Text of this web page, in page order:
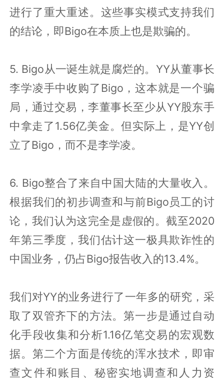
进行了重大重述。这些事实模式支持我们
的结论，即Bigo在本质上也是欺骗的。
5. Bigo从一诞生就是腐烂的。YY从董事长
李学凌手中收购了Bigo，这本就是一个骗
局，通过交易，李董事长至少从YY股东手
中拿走了1.56亿美金。但实际上，是YY创
立了Bigo，而不是李学凌。
6. Bigo整合了来自中国大陆的大量收入。
根据我们的初步调查和与前Bigo员工的讨
论，我们认为这完全是虚假的。截至2020
年第三季度，我们估计这一极具欺诈性的
中国业务，仍占Bigo报告收入的13.4%。
我们对YY的业务进行了一年多的研究，采
取了双管齐下的方法。第一步是通过自动
化手段收集和分析1.16亿笔交易的宏观数
据。第二个方面是传统的浑水技术，即审
查文件和账目、秘密实地调查和人力资